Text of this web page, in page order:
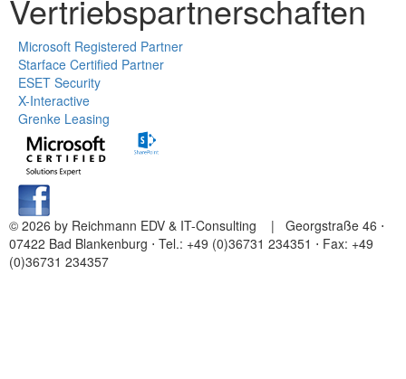
Vertriebspartnerschaften
Microsoft Registered Partner
Starface Certified Partner
ESET Security
X-Interactive
Grenke Leasing
© 2026 by Reichmann EDV & IT-Consulting
| Georgstraße 46 ⋅
07422 Bad Blankenburg ⋅ Tel.: +49 (0)36731 234351 ⋅ Fax: +49
(0)36731 234357